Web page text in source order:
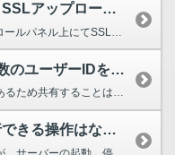
他社で取得したSSL証明書を、SSLアップロード機能でサーバーに適用可能ですか？
SSL証明書アップロード機能は、コントロールパネル上にてSSL証明書を管理する機能となり、サーバーへのアップロードを行う機能ではございません。 SSL証明書のサーバーへのアップロードについ...
1つのコントロールパネルで複数のユーザーIDを管理出来ないか。
ユーザーIDごとにコントロールパネルがあるため共有することはできません。
複数のサーバーを選択して実行できる操作はなんですか？